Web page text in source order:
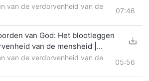
van de verdorvenheid van de
07:46
van God: Het blootleggen
van de mensheid |
van de verdorvenheid van de
05:56